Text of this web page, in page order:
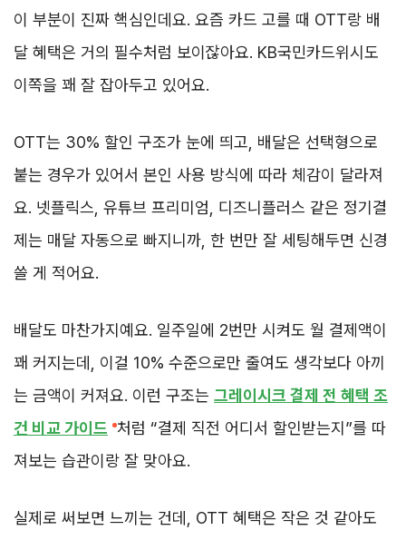
이 부분이 진짜 핵심인데요. 요즘 카드 고를 때 OTT랑 배
달 혜택은 거의 필수처럼 보이잖아요. KB국민카드위시도
이쪽을 꽤 잘 잡아두고 있어요.
OTT는 30% 할인 구조가 눈에 띄고, 배달은 선택형으로
붙는 경우가 있어서 본인 사용 방식에 따라 체감이 달라져
요. 넷플릭스, 유튜브 프리미엄, 디즈니플러스 같은 정기결
제는 매달 자동으로 빠지니까, 한 번만 잘 세팅해두면 신경
쓸 게 적어요.
배달도 마찬가지예요. 일주일에 2번만 시켜도 월 결제액이
꽤 커지는데, 이걸 10% 수준으로만 줄여도 생각보다 아끼
는 금액이 커져요. 이런 구조는 그레이시크 결제 전 혜택 조
건 비교 가이드 처럼 “결제 직전 어디서 할인받는지”를 따
져보는 습관이랑 잘 맞아요.
실제로 써보면 느끼는 건데, OTT 혜택은 작은 것 같아도